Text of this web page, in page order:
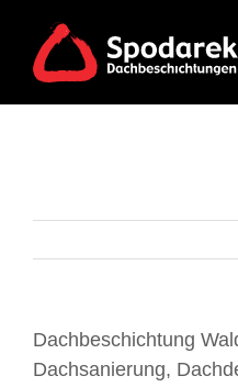
content
Dachbeschichtung
Dachsanierung,